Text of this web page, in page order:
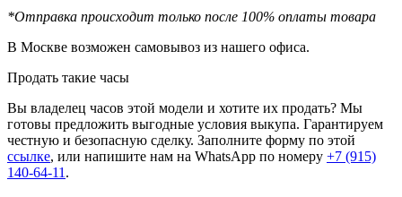
*Отправка происходит только после 100% оплаты товара
В Москве возможен самовывоз из нашего офиса.
Продать такие часы
Вы владелец часов этой модели и хотите их продать? Мы
готовы предложить выгодные условия выкупа. Гарантируем
честную и безопасную сделку. Заполните форму по этой
ссылке, или напишите нам на WhatsApp по номеру +7 (915)
140-64-11 .